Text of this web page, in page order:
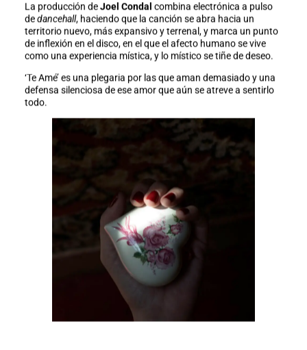
La producción deJoel Condal combina electrónica a pulso
dedancehall, haciendo que la canción se abra hacia un
territorio nuevo, más expansivo y terrenal, y marca un punto
de inflexión en el disco, en el que el afecto humano se vive
como una experiencia mística, y lo místico se tiñe de deseo.
‘Te Amé’ es una plegaria por las que aman demasiado y una
defensa silenciosa de ese amor que aún se atreve a sentirlo
todo.